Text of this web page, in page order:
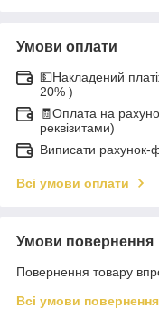
Умови оплати
💵Накладений
20% )
🧾Оплата на
реквізитами)
Виписати
Всі умови оплати
Умови повернення
Повернення товару
Всі умови повернення